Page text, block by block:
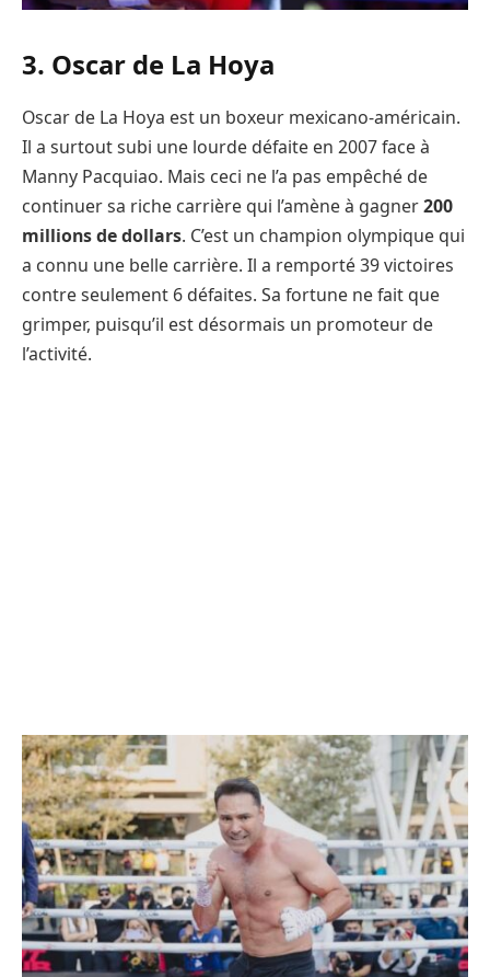
3. Oscar de La Hoya
Oscar de La Hoya est un boxeur mexicano-américain.
Il a surtout subi une lourde défaite en 2007 face à
Manny Pacquiao. Mais ceci ne l’a pas empêché de
continuer sa riche carrière qui l’amène à gagner200
millions de dollars. C’est un champion olympique qui
a connu une belle carrière. Il a remporté 39 victoires
contre seulement 6 défaites. Sa fortune ne fait que
grimper, puisqu’il est désormais un promoteur de
l’activité.